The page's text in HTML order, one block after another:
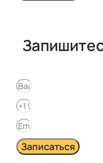
Записаться